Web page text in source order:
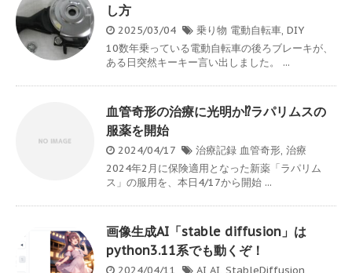
し方
2025/03/04 乗り物 電動自転車, DIY
10数年乗っている電動自転車の後ろブレーキが、
ある日突然キーキー言い出しました。 ...
血管奇形の治療に光明か⁉ラパリムスの
服薬を開始
2024/04/17 治療記録 血管奇形, 治療
2024年2月に保険適用となった新薬「ラパリム
ス」の服用を、本日4/17から開始 ...
画像生成AI「stable diffusion」は
python3.11系でも動くぞ！
2024/04/11 AI AI, StableDiffusion